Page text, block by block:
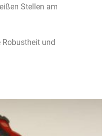
Stellen am
und